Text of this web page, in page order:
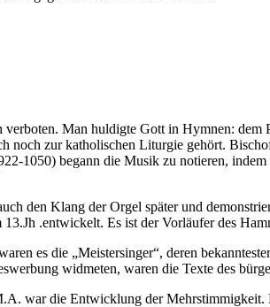
Man huldigte Gott in Hymnen:
noch zur katholischen Liturgie gehört.
1050) begann die Musik zu notieren,
den Klang der Orgel später und
.entwickelt. Es ist der Vorläufer des
es die „Meistersinger“, deren
widmeten, waren die Texte des
war die Entwicklung der Mehrstimmigkeit.